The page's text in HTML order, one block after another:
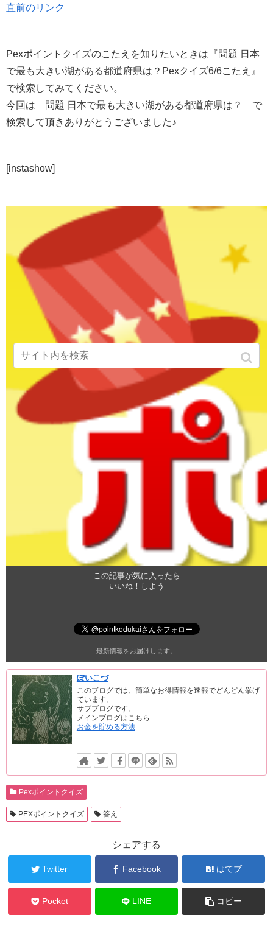
直前のリンク
Pexポイントクイズのこたえを知りたいときは『問題 日本
で最も大きい湖がある都道府県は？Pexクイズ6/6こたえ』
で検索してみてください。
今回は 問題 日本で最も大きい湖がある都道府県は？ で
検索して頂きありがとうございました♪
[instashow]
この記事が気に入ったら
いいね！しよう
最新情報をお届けします。
ぽいこづ
このブログでは、簡単なお得情報を速報でどんどん挙げ
ています。
サブブログです。
メインブログはこちら
お金を貯める方法
Pexポイントクイズ
PEXポイントクイズ 答え
シェアする
Twitter Facebook はてブ
Pocket LINE コピー